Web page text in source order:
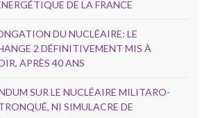
DE LA FRANCE
DU NUCLÉAIRE: LE
2 DÉFINITIVEMENT MIS À
APRÈS 40 ANS
SUR LE NUCLÉAIRE MILITARO-
NI SIMULACRE DE